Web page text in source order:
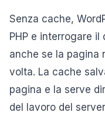
Senza cache,
PHP e interrogare il
anche se la pagina
volta. La cache
pagina e la serve
del lavoro del